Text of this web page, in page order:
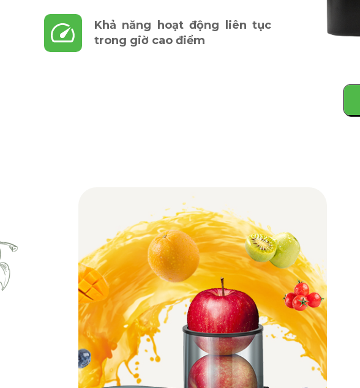
Khả năng hoạt động liên tục
trong giờ cao điểm